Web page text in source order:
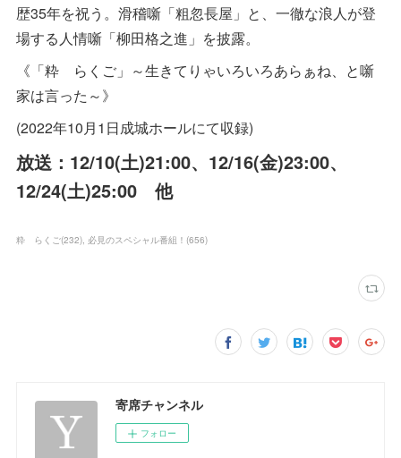
歴35年を祝う。滑稽噺「粗忽長屋」と、一徹な浪人が登
場する人情噺「柳田格之進」を披露。
《「粋 らくご」～生きてりゃいろいろあらぁね、と噺
家は言った～》
(2022年10月1日成城ホールにて収録)
放送：12/10(土)21:00、12/16(金)23:00、
12/24(土)25:00 他
粋 らくご(232) 必見のスペシャル番組！ (656)
寄席チャンネル
フォロー